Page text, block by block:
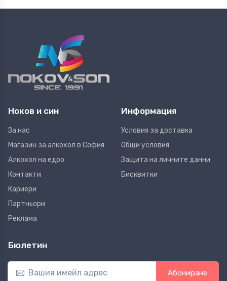
Ноков и син
За нас
Магазин за алкохол в София
Алкохол на едро
Контакти
Кариери
Партньори
Реклама
Информация
Условия за доставка
Общи условия
Защита на личните данни
Бисквитки
Бюлетин
Абониране